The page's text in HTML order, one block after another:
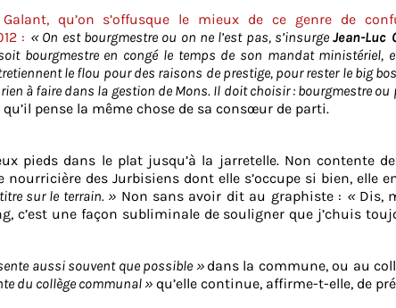
qu’on s’offusque le mieux de ce genre de
: « On est bourgmestre ou on ne l’est pas, s’insurgeJean-Luc
bourgmestre en congé le temps de son mandat ministériel,
le flou pour des raisons de prestige, pour rester le big
à faire dans la gestion de Mons. Il doit choisir : bourgmestre ou
qu’il pense la même chose de sa consœur de parti.
pieds dans le plat jusqu’à la jarretelle. Non contente
nourricière des Jurbisiens dont elle s’occupe si bien, elle
sur le terrain. » Non sans avoir dit au graphiste : «Dis,
c’est une façon subliminale de souligner que j’chuis
aussi souvent que possible » dans la commune, ou au
du collège communal »qu’elle continue, affirme-t-elle, de